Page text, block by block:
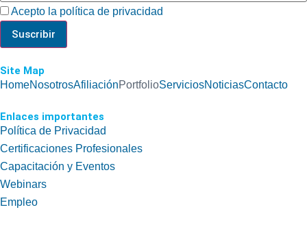
Acepto la política de privacidad
Site Map
HomeNosotrosAfiliaciónPortfolioServiciosNoticiasContacto
Enlaces importantes
Política de Privacidad
Certificaciones Profesionales
Capacitación y Eventos
Webinars
Empleo